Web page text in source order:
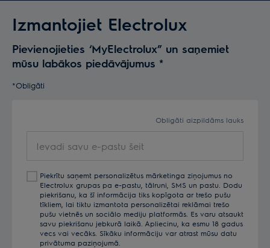
Izmantojiet Electrolux
Pievienojieties ‘MyElectrolux” un saņemiet
mūsu labākos piedāvājumus *
*Obligāti
Obligāti aizpildāms lauks
savu
pastu
šeit
Piekrītu saņemt personalizētus mārketinga ziņojumus no
Electrolux grupas pa e-pastu, tālruni, SMS un pastu. Dodu
piekrišanu, ka šī informācija tiks kopīgota ar trešo pušu
tīkliem, lai tiktu izmantota personalizētai reklāmai trešo
pušu vietnēs un sociālo mediju platformās. Es varu atsaukt
savu piekrišanu jebkurā laikā. Apliecinu, ka esmu 18 gadus
vecs vai vecāks. Sīkāku informāciju var atrast mūsu datu
privātuma paziņojumā.